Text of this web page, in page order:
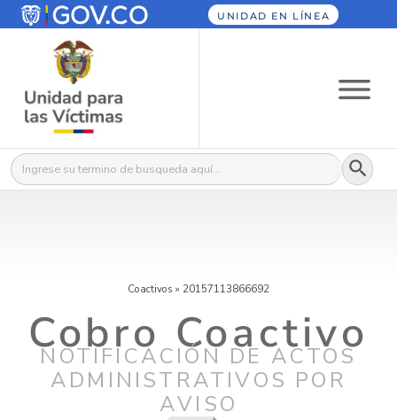
UNIDAD EN LÍNEA
Buscar: Botón
Coactivos » 20157113866692
Cobro Coactivo
NOTIFICACIÓN DE ACTOS
ADMINISTRATIVOS POR
AVISO